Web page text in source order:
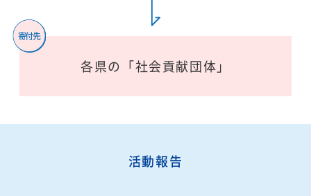
各県の「社会貢献団体」
活動報告